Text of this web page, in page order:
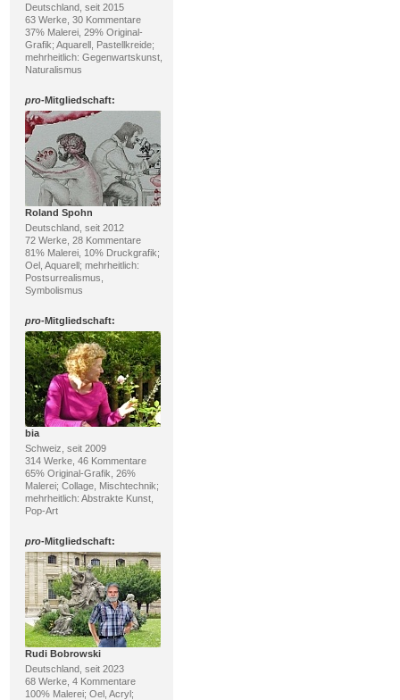
Deutschland, seit 2015
63 Werke, 30 Kommentare
37% Malerei, 29% Original-
Grafik; Aquarell, Pastellkreide;
mehrheitlich: Gegenwartskunst,
Naturalismus
pro-Mitgliedschaft:
Roland Spohn
Deutschland, seit 2012
72 Werke, 28 Kommentare
81% Malerei, 10% Druckgrafik;
Oel, Aquarell; mehrheitlich:
Postsurrealismus,
Symbolismus
pro-Mitgliedschaft:
bia
Schweiz, seit 2009
314 Werke, 46 Kommentare
65% Original-Grafik, 26%
Malerei; Collage, Mischtechnik;
mehrheitlich: Abstrakte Kunst,
Pop-Art
pro-Mitgliedschaft:
Rudi Bobrowski
Deutschland, seit 2023
68 Werke, 4 Kommentare
100% Malerei; Oel, Acryl;